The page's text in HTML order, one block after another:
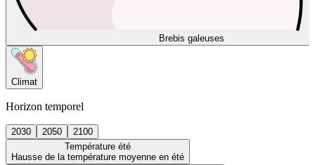
Brebis galeuses
Climat
Horizon temporel
2030 2050
2100
Température été
Hausse de la température moyenne en été